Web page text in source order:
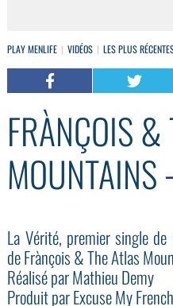
PLAY MENLIFE VIDÉOS LES PLUS
FRÀNÇOIS &
MOUNTAINS
La Vérité, premier single
de Frànçois & The Atlas
Réalisé par Mathieu Demy
Produit par Excuse My French